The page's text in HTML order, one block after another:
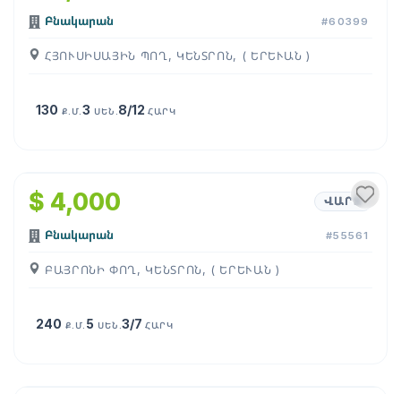
Բնակարան #60399
ՀՅՈՒՍԻՍԱՅԻՆ ՊՈՂ, ԿԵՆՏՐՈՆ, ( ԵՐԵՒԱՆ )
130 Ք.Մ.3 ՍԵՆ. 8/12ՀԱՐԿ
$ 4,000 ՎԱՐՁ
Բնակարան #55561
ԲԱՅՐՈՆԻ ՓՈՂ, ԿԵՆՏՐՈՆ, ( ԵՐԵՒԱՆ )
240 Ք.Մ. 5 ՍԵՆ.3/7ՀԱՐԿ